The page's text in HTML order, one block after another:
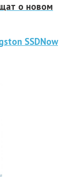
о новом
SSDNow